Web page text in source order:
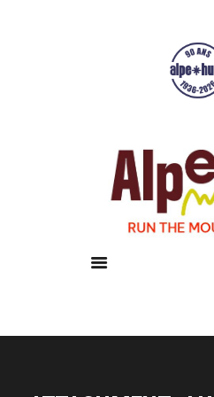
Résultats
Galerie
Infos pratiques